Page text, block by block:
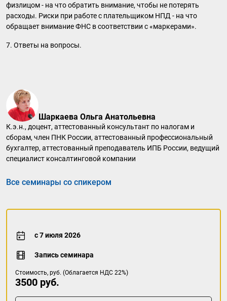
физлицом - на что обратить внимание, чтобы не потерять
расходы. Риски при работе с плательщиком НПД - на что
обращает внимание ФНС в соответствии с «маркерами».
7. Ответы на вопросы.
Шаркаева Ольга Анатольевна
К.э.н., доцент, аттестованный консультант по налогам и
сборам, член ПНК России, аттестованный профессиональный
бухгалтер, аттестованный преподаватель ИПБ России, ведущий
специалист консалтинговой компании
Все семинары со спикером
с 7 июля 2026
Запись семинара
Стоимость, руб. (Облагается НДС 22%)
3500 руб.